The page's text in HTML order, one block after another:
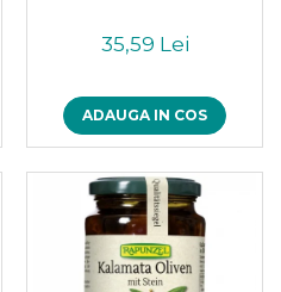
35,59 Lei
ADAUGA IN COS